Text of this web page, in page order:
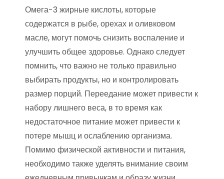
Омега-3 жирные кислоты, которые
содержатся в рыбе, орехах и оливковом
масле, могут помочь снизить воспаление и
улучшить общее здоровье. Однако следует
помнить, что важно не только правильно
выбирать продукты, но и контролировать
размер порций. Переедание может привести к
набору лишнего веса, в то время как
недостаточное питание может привести к
потере мышц и ослаблению организма.
Помимо физической активности и питания,
необходимо также уделять внимание своим